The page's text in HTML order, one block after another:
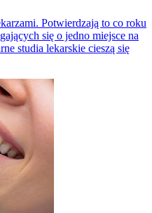
Potwierdzają to co roku
się o jedno miejsce na
studia lekarskie cieszą się